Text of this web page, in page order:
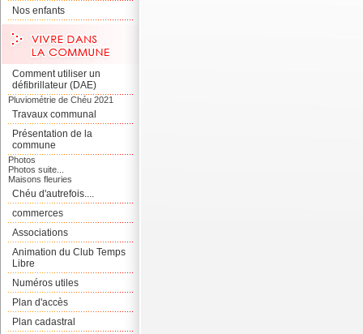
Nos enfants
Comment utiliser un
défibrillateur (DAE)
Pluviométrie de Chéu 2021
Travaux communal
Présentation de la
commune
Photos
Photos suite...
Maisons fleuries
Chéu d'autrefois....
commerces
Associations
Animation du Club Temps
Libre
Numéros utiles
Plan d'accès
Plan cadastral